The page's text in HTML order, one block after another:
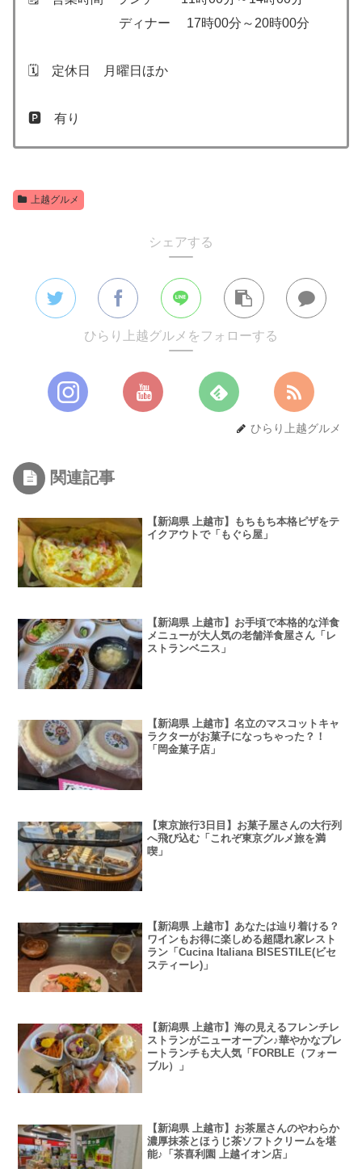
ディナー 17時00分～20時00分
🗓 定休日 月曜日ほか
🅿️ 有り
上越グルメ
シェアする
ひらり上越グルメをフォローする
ひらり上越グルメ
関連記事
【新潟県 上越市】もちもち本格ピザをテ
イクアウトで「もぐら屋」
【新潟県 上越市】お手頃で本格的な洋食
メニューが大人気の老舗洋食屋さん「レ
ストランベニス」
【新潟県 上越市】名立のマスコットキャ
ラクターがお菓子になっちゃった？！
「岡金菓子店」
【東京旅行3日目】お菓子屋さんの大行列
へ飛び込む「これぞ東京グルメ旅を満
喫」
【新潟県 上越市】あなたは辿り着ける？
ワインもお得に楽しめる超隠れ家レスト
ラン「Cucina Italiana BISESTILE(ビセ
スティーレ)」
【新潟県 上越市】海の見えるフレンチレ
ストランがニューオープン♪華やかなプレ
ートランチも大人気「FORBLE（フォー
ブル）」
【新潟県 上越市】お茶屋さんのやわらか
濃厚抹茶とほうじ茶ソフトクリームを堪
能♪「茶喜利園 上越イオン店」